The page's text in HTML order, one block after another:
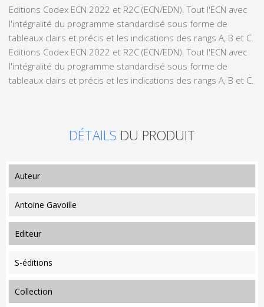
Editions Codex ECN 2022 et R2C (ECN/EDN). Tout l'ECN avec
l'intégralité du programme standardisé sous forme de
tableaux clairs et précis et les indications des rangs A, B et C.
Editions Codex ECN 2022 et R2C (ECN/EDN). Tout l'ECN avec
l'intégralité du programme standardisé sous forme de
tableaux clairs et précis et les indications des rangs A, B et C.
DÉTAILS DU PRODUIT
auteur
Antoine Gavoille
editeur
S-éditions
collection